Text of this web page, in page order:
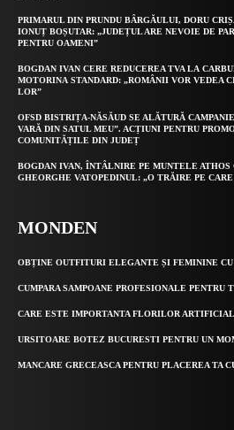
PRIMARUL DIN PRUNDU BÂRGĂULUI, DORU
IONUȚ BOȘUTAR: „JUDEȚUL ARE NEVOIE DE
PENTRU OAMENI”
BOGDAN IVAN CERE REDUCEREA TVA LA
MOTORINA STANDARD: „ROMÂNII VOR VEDEA
LOR”
OFSD BISTRIȚA-NĂSĂUD SE ALĂTURĂ
VARĂ DIN SATUL MEU”. ACȚIUNI PENTRU
COMUNITĂȚILE DIN JUDEȚ
BOGDAN IVAN, ÎNTÂLNIRE PE MUNTELE ATHOS
GHEORGHE VATOPEDINUL: „O TRĂIRE PE
MONDEN
OBȚINE OUTFITURI ELEGANTE ȘI FEMININE
CUMPARA SAMPOANE PROFESIONALE PENTRU
CARE ESTE IMPORTANTA FLORILOR
URSITOARE BOTEZ BUCURESTI PENTRU UN
MANCARE GRECEASCA PENTRU PLACEREA TA